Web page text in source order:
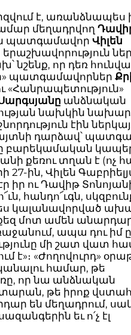
է, առանձնապես
մեղադրվող
պատգամավորՎիլեն
նշենք, որ դեռ
պատգամավորներ
«Հանրապետություն»
անձնական
նախկին
էին
դարձավ՝
բարեկամական
քեռու տղան է (ոչ
27-ին, Վիլեն
իր ու Դավիթ
հանդո՜ւգն,
կալանավորված
քեզ մոտ ամեն
ապա դու իմ
մի շատ վատ
է»։ «Ժողովուրդ»
համար, թե
որ նա անձնական
թե իրոք վստահ
են մեղադրում,
եւ ո՛չ էլ